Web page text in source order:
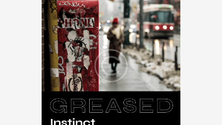
Music,vinyl
Greased Instinct
$16.00